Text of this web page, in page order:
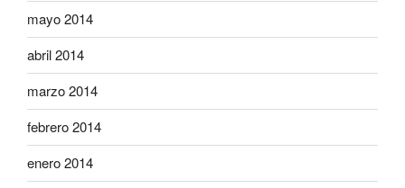
mayo 2014
abril 2014
marzo 2014
febrero 2014
enero 2014